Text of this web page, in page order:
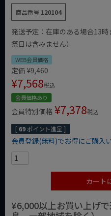
商品番号 120104
発送予定：在庫のある場合13
祭日は含みません）
WEB会員価格
定価 ¥9,460
¥7,568税込
会員価格あり
会員特別価格 ¥7,378税込
[ 69ポイント進呈 ]
会員登録(無料)でお得にご購入
カート
¥6,000以上お買い上げ